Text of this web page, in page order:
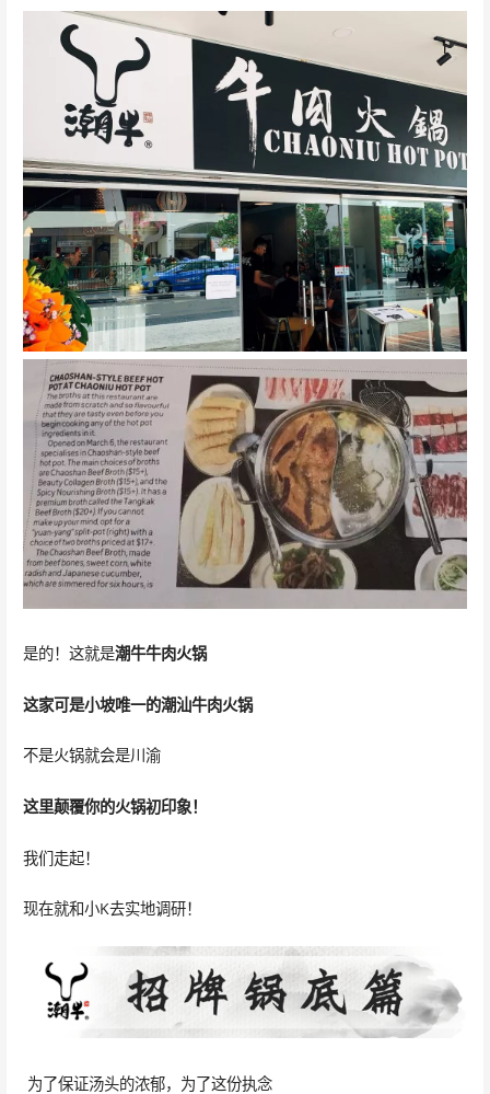
是的！这就是潮牛牛肉火锅
这家可是小坡唯一的潮汕牛肉火锅
不是火锅就会是川渝
这里颠覆你的火锅初印象！
我们走起！
现在就和小K去实地调研！
为了保证汤头的浓郁，为了这份执念